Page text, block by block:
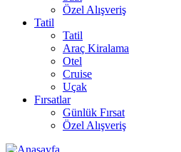
Özel Alışveriş
Tatil
Tatil
Araç Kiralama
Otel
Cruise
Uçak
Fırsatlar
Günlük Fırsat
Özel Alışveriş